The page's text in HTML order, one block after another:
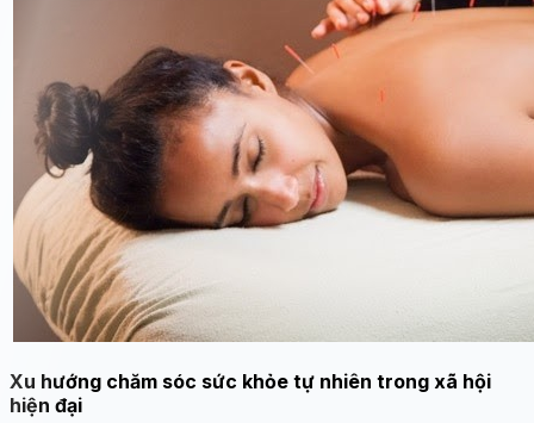
Xu hướng chăm sóc sức khỏe tự nhiên trong xã hội
hiện đại